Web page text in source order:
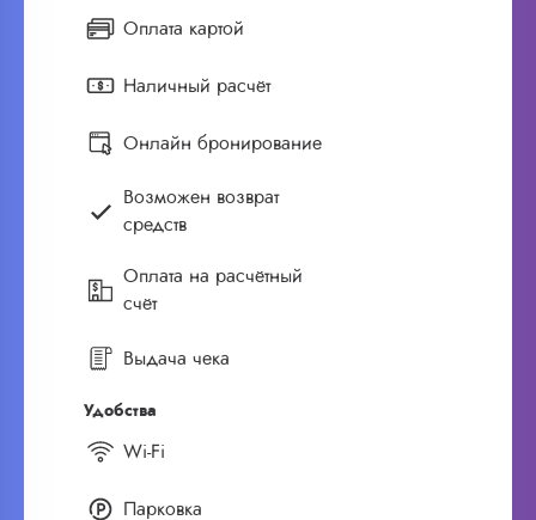
Оплата картой
Наличный расчёт
Онлайн бронирование
Возможен возврат
средств
Оплата на расчётный
счёт
Выдача чека
Удобства
Wi-Fi
Парковка